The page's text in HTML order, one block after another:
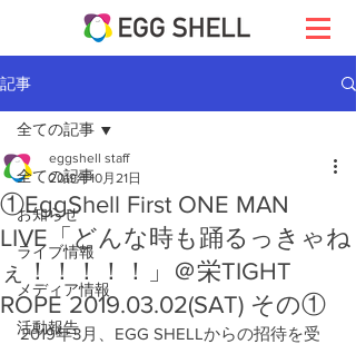
記事
全ての記事
お知らせ
ライブ情報
メディア情報
活動報告
全ての記事
①EggShell First ONE MAN
LIVE「どんな時も踊るっきゃね
ぇ！！！！！」＠栄TIGHT
ROPE 2019.03.02(SAT) その①
eggshell staff
2019年10月21日
2019年3月、EGG SHELLからの招待を受